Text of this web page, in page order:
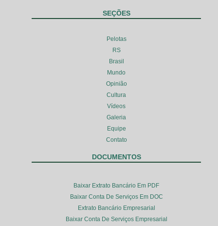
SEÇÕES
Pelotas
RS
Brasil
Mundo
Opinião
Cultura
Vídeos
Galeria
Equipe
Contato
DOCUMENTOS
Baixar Extrato Bancário Em PDF
Baixar Conta De Serviços Em DOC
Extrato Bancário Empresarial
Baixar Conta De Serviços Empresarial